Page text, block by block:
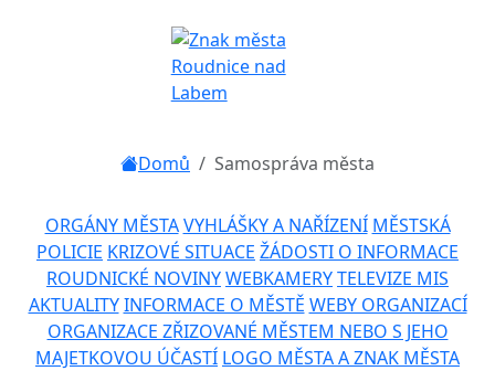
Domů Samospráva města
ORGÁNY MĚSTA VYHLÁŠKY A NAŘÍZENÍ MĚSTSKÁ
POLICIE KRIZOVÉ SITUACE ŽÁDOSTI O INFORMACE
ROUDNICKÉ NOVINYWEBKAMERYTELEVIZE MIS
AKTUALITY INFORMACE O MĚSTĚ WEBY ORGANIZACÍ
ORGANIZACE ZŘIZOVANÉ MĚSTEM NEBO S JEHO
MAJETKOVOU ÚČASTÍ LOGO MĚSTA A ZNAK MĚSTA